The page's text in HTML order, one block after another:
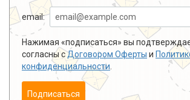
email:
Нажимая «подписаться» вы
согласны сДоговором Оферты и
конфиденциальности.
Подписаться